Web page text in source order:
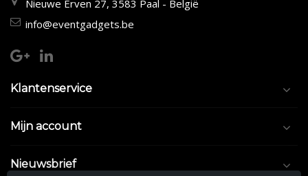
Nieuwe Erven 27, 3583 Paal - België
info@eventgadgets.be
Klantenservice
Mijn account
Nieuwsbrief